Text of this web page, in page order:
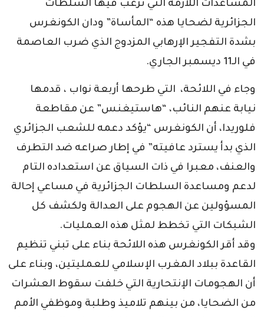
المساعدات اللازمة التي ترغب فيها السلطات
الجزائرية لضحايا هذه “المأساة” ودان الكونغرس
بشدة التفجير الإرهابي المزدوج الذي ضرب العاصمة
في الـ11 ديسمبر الجاري.
وجاء في اللائحة، التي طرحها أربعة نواب ، قدمها
نيابة عنهم النائب، “هاستيغنس” عن مقاطعة
فلوريدا، أن الكونغرس “يؤكد دعمه للشعب الجزائري
الذي بدأ يسترد عافيته” في إطار صراعه ضد التطرف
والعنف، معبرا في ذات السياق عن استعداده التام
لدعم ومساعدة السلطات الجزائرية في مساعي إحالة
المسؤولين عن الهجوم على العدالة ولكشف كل
الشبكات التي تخطط لمثل هذه العمليات.
وقد أقر الكونغرس هذه اللائحة بناء على تبني تنظيم
القاعدة ببلاد المغرب الإسلامي للعمليتين، وبناء على
أن الهجومات الإنتحارية التي خلفت سقوط العشرات
من الضحايا، من بينهم تلاميذ وطلبة وموظفي الأمم